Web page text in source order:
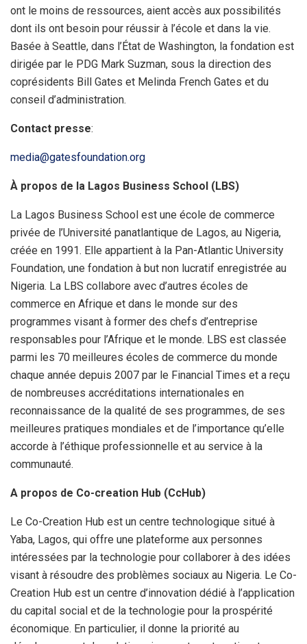
ont le moins de ressources, aient accès aux possibilités
dont ils ont besoin pour réussir à l’école et dans la vie.
Basée à Seattle, dans l’État de Washington, la fondation est
dirigée par le PDG Mark Suzman, sous la direction des
coprésidents Bill Gates et Melinda French Gates et du
conseil d’administration.
Contact presse:
media@gatesfoundation.org
À propos de la Lagos Business School (LBS)
La Lagos Business School est une école de commerce
privée de l’Université panatlantique de Lagos, au Nigeria,
créée en 1991. Elle appartient à la Pan-Atlantic University
Foundation, une fondation à but non lucratif enregistrée au
Nigeria. La LBS collabore avec d’autres écoles de
commerce en Afrique et dans le monde sur des
programmes visant à former des chefs d’entreprise
responsables pour l’Afrique et le monde. LBS est classée
parmi les 70 meilleures écoles de commerce du monde
chaque année depuis 2007 par le Financial Times et a reçu
de nombreuses accréditations internationales en
reconnaissance de la qualité de ses programmes, de ses
meilleures pratiques mondiales et de l’importance qu’elle
accorde à l’éthique professionnelle et au service à la
communauté.
A propos de Co-creation Hub (CcHub)
Le Co-Creation Hub est un centre technologique situé à
Yaba, Lagos, qui offre une plateforme aux personnes
intéressées par la technologie pour collaborer à des idées
visant à résoudre des problèmes sociaux au Nigeria. Le Co-
Creation Hub est un centre d’innovation dédié à l’application
du capital social et de la technologie pour la prospérité
économique. En particulier, il donne la priorité au